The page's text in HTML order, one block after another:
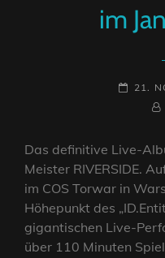
im
21.
BY
Das definitive Live-
Meister RIVERSIDE.
im COS Torwar in
Höhepunkt des
gigantischen Live-
über 110 Minuten